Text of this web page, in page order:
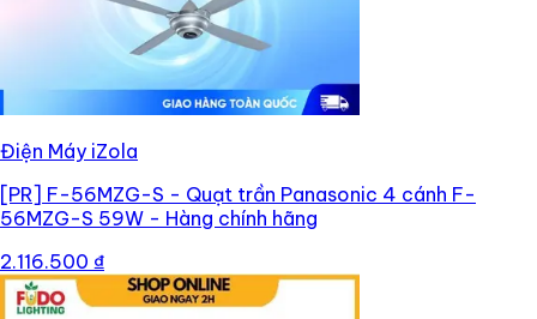
Điện Máy iZola
[PR] F-56MZG-S - Quạt trần Panasonic 4 cánh F-
56MZG-S 59W - Hàng chính hãng
2.116.500 ₫